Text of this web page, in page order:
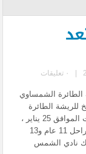
٠ تعليقات
الطائرة الشمساوي
للريشة الطائرة
والتي تقام يوم السبت الموافق 25 يناير ،
وتكون المنافسات لمراحل 11 عام و13
نادي الشمس